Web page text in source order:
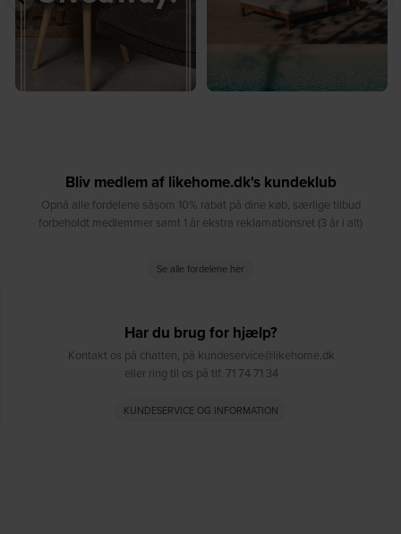
Bliv medlem af likehome.dk's kundeklub
Opnå alle fordelene såsom 10% rabat på dine køb, særlige tilbud
forbeholdt medlemmer samt 1 år ekstra reklamationsret (3 år i alt)
Se alle fordelene her
Har du brug for hjælp?
Kontakt os på chatten, på kundeservice@likehome.dk
eller ring til os på tlf. 71 74 71 34
KUNDESERVICE OG INFORMATION